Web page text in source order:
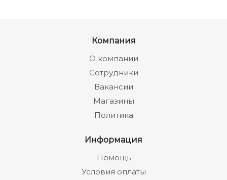
Компания
О компании
Сотрудники
Вакансии
Магазины
Политика
Информация
Помощь
Условия оплаты